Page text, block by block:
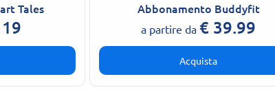
Tales
19
Abbonamento Buddyfit
a partire da € 39.99
Acquista